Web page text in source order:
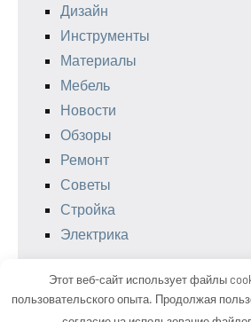
Дизайн
Инструменты
Материалы
Мебель
Новости
Обзоры
Ремонт
Советы
Стройка
Электрика
Тема WordPress: Occasio от ThemeZee.
Этот веб-сайт использует файлы
пользовательского опыта. Продолжая